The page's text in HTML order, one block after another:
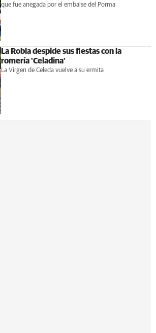
que fue anegada por el embalse del Porma
La Robla despide sus fiestas con la
romería 'Celadina'
La Virgen de Celeda vuelve a su ermita